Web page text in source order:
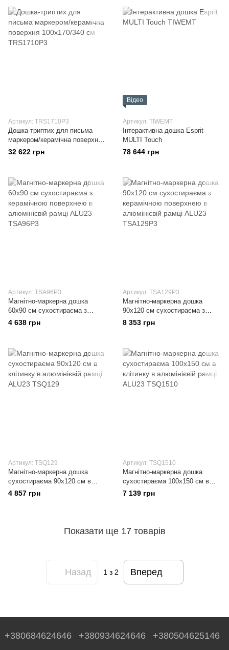
Артикул: TRS1710P3
Дошка-триптих для письма
маркером/керамічна поверхня
100x170/340 см
32 622 грн
Відео
Артикул: TIWEMT
Інтерактивна дошка Esprit
MULTI Touch
78 644 грн
Артикул: TSA96P3
Магнітно-маркерна дошка
60x90 см сухостираєма з
керамічною поверхнею в
алюмінієвій рамці ALU23
4 638 грн
Артикул: TSA129P3
Магнітно-маркерна дошка
90x120 см сухостираєма з
керамічною поверхнею в
алюмінієвій рамці ALU23
8 353 грн
Артикул: TSQ129
Магнітно-маркерна дошка
сухостираєма 90x120 см в
клітинку в алюмінієвій рамці
4 857 грн
Артикул: TSQ1510
Магнітно-маркерна дошка
сухостираєма 100x150 см в
клітинку в алюмінієвій рамці
7 139 грн
Показати ще 17 товарів
Назад 1 з 2 Вперед
+380684624646 +380934624646 +380504625146